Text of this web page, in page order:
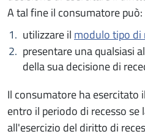
A tal fine il consumatore può:
utilizzare il modulo tipo di
presentare una qualsiasi
della sua decisione di
Il consumatore ha esercitato
entro il periodo di recesso
all'esercizio del diritto di